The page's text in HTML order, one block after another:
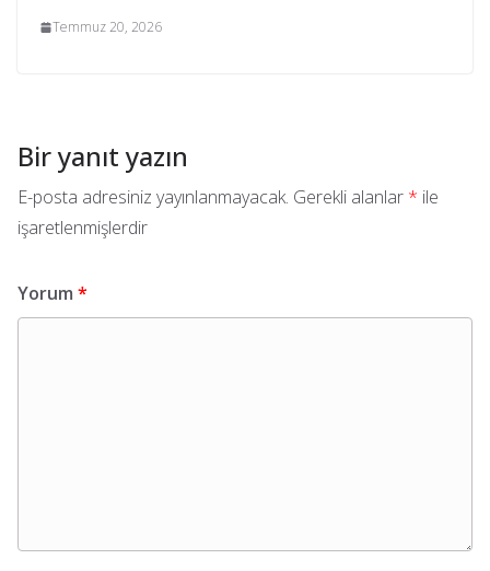
Temmuz 20, 2026
Bir yanıt yazın
E-posta adresiniz yayınlanmayacak. Gerekli alanlar * ile
işaretlenmişlerdir
Yorum *